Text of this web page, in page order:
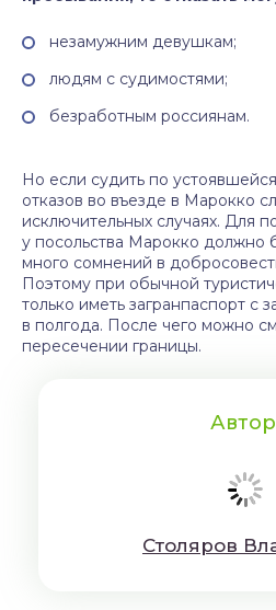
незамужним девушкам;
людям с судимостями;
безработным россиянам.
Но если судить по
отказов во въезде в Марокко
исключительных случаях. Для
у посольства Марокко должно
много сомнений в
Поэтому при обычной
только иметь загранпаспорт с
в полгода. После чего можно
пересечении границы.
Cтoляpoв